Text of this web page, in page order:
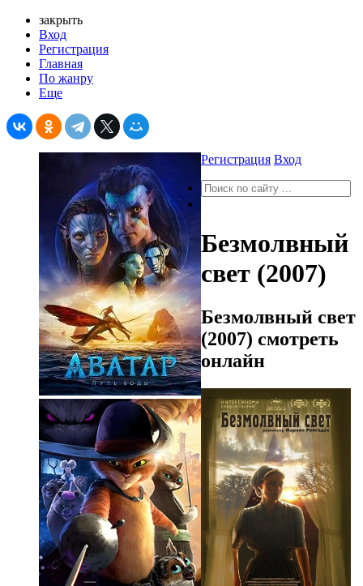
закрыть
Вход
Регистрация
Главная
По жанру
Еще
Регистрация Вход
Безмолвный
свет (2007)
Безмолвный свет
(2007) смотреть
онлайн